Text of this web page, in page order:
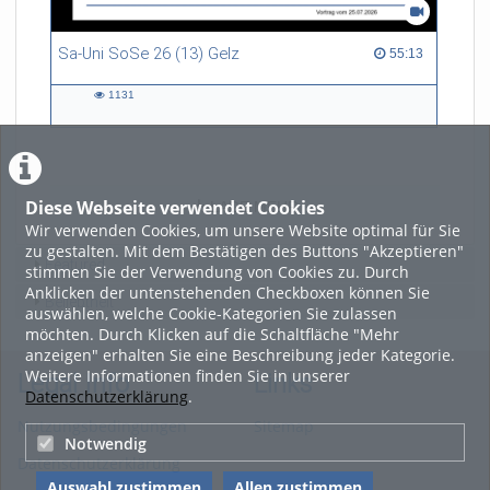
Diese Webseite verwendet Cookies
Wir verwenden Cookies, um unsere Website optimal für Sie
zu gestalten. Mit dem Bestätigen des Buttons "Akzeptieren"
stimmen Sie der Verwendung von Cookies zu. Durch
Anklicken der untenstehenden Checkboxen können Sie
auswählen, welche Cookie-Kategorien Sie zulassen
möchten. Durch Klicken auf die Schaltfläche "Mehr
anzeigen" erhalten Sie eine Beschreibung jeder Kategorie.
Weitere Informationen finden Sie in unserer
Datenschutzerklärung.
Notwendig
Sa-Uni SoSe 26 (13) Gelz 55:13
55:13 duration
1131
LADE MEHR
Featured
Beliebtheit
Legal Info
Nutzungsbedingungen
Datenschutzerklärung
Links
Sitemap